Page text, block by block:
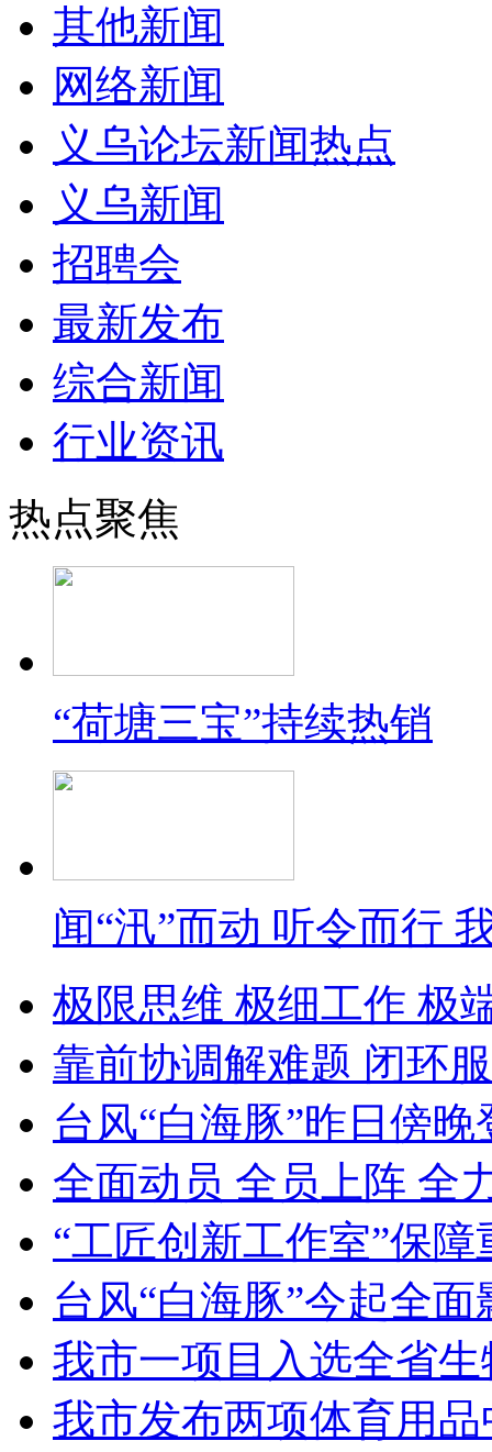
其他新闻
网络新闻
义乌论坛新闻热点
义乌新闻
招聘会
最新发布
综合新闻
行业资讯
热点聚焦
“荷塘三宝”持续热销
闻“汛”而动 听令而行
极限思维 极细工作 极
靠前协调解难题 闭环
台风“白海豚”昨日傍
全面动员 全员上阵 全
“工匠创新工作室”保
台风“白海豚”今起全面
我市一项目入选全省
我市发布两项体育用